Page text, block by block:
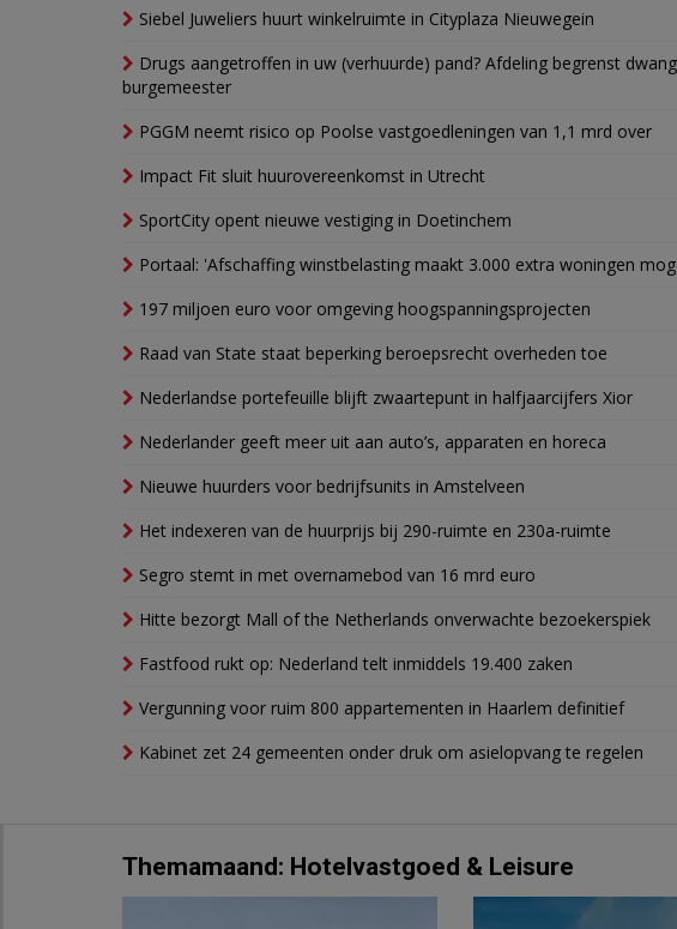
Siebel Juweliers huurt winkelruimte in Cityplaza Nieuwegein
Drugs aangetroffen in uw (verhuurde) pand? Afdeling begrenst
burgemeester
PGGM neemt risico op Poolse vastgoedleningen van 1,1 mrd over
Impact Fit sluit huurovereenkomst in Utrecht
SportCity opent nieuwe vestiging in Doetinchem
Portaal: 'Afschaffing winstbelasting maakt 3.000 extra woningen
197 miljoen euro voor omgeving hoogspanningsprojecten
Raad van State staat beperking beroepsrecht overheden toe
Nederlandse portefeuille blijft zwaartepunt in halfjaarcijfers Xior
Nederlander geeft meer uit aan auto’s, apparaten en horeca
Nieuwe huurders voor bedrijfsunits in Amstelveen
Het indexeren van de huurprijs bij 290-ruimte en 230a-ruimte
Segro stemt in met overnamebod van 16 mrd euro
Hitte bezorgt Mall of the Netherlands onverwachte bezoekerspiek
Fastfood rukt op: Nederland telt inmiddels 19.400 zaken
Vergunning voor ruim 800 appartementen in Haarlem definitief
Kabinet zet 24 gemeenten onder druk om asielopvang te regelen
Themamaand: Hotelvastgoed & Leisure